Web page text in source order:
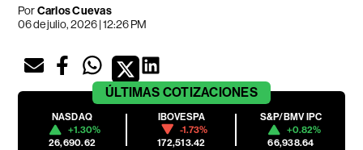
PorCarlos Cuevas
06 de julio, 2026 | 12:26 PM
ÚLTIMAS COTIZACIONES
NASDAQ
+1.30%
26,690.62
IBOVESPA
-1.73%
172,513.42
S&P/BMV IPC
+0.82%
66,938.64